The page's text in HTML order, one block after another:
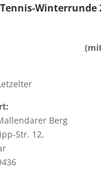
Winterrunde
Berg
Str. 12,